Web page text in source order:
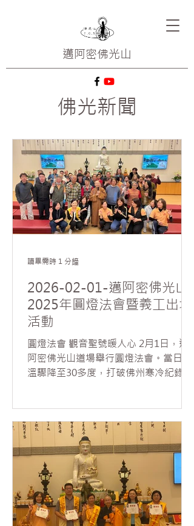
邁阿密佛光山
佛光新聞
2026-02-01-邁阿密佛光山
2025年圓燈法會暨義工出坡
活動
圓燈法會 觀音聖號暖人心 2月1日，邁
阿密佛光山道場舉行圓燈法會。當日氣
溫驟降至30多度，打破佛州寒冷紀錄，
繞，溫暖人心。 法師於法會中讚歎大眾
發心護持，表示藉由佛菩薩的接心祈
福，圓滿今年光明燈的殊勝功德；並勉
勵大家學習觀世音菩薩的慈悲願力，於
日常處人處事中，修習內觀自在、外行
利他，做菩薩的化身。 下午，道場舉行
年終出坡活動，30多位義工在法師帶領
讀畢需時 1 分鐘